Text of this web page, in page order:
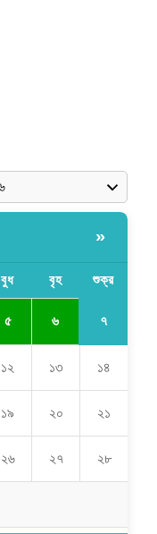
»
বুধ বৃহ শুক্র
৫ ৬ ৭
১২ ১৩ ১৪
১৯ ২০ ২১
২৬ ২৭ ২৮